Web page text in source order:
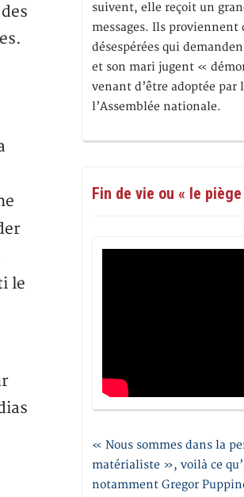
le
suivent, elle reçoit un
messages. Ils proviennent
désespérées qui
et son mari jugent «
venant d’être adoptée par
l’Assemblée nationale.
Fin de vie ou « le
« Nous sommes dans la
matérialiste », voilà ce
notamment Gregor